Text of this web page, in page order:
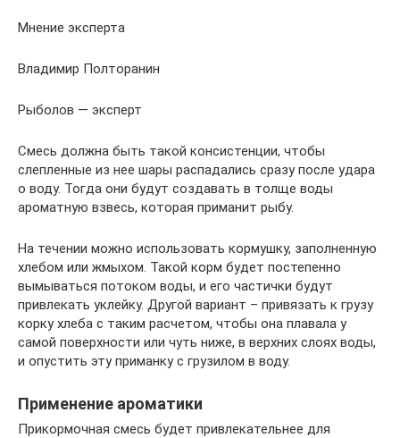
Мнение эксперта
Владимир Полторанин
Рыболов — эксперт
Смесь должна быть такой консистенции, чтобы
слепленные из нее шары распадались сразу после удара
о воду. Тогда они будут создавать в толще воды
ароматную взвесь, которая приманит рыбу.
На течении можно использовать кормушку, заполненную
хлебом или жмыхом. Такой корм будет постепенно
вымываться потоком воды, и его частички будут
привлекать уклейку. Другой вариант – привязать к грузу
корку хлеба с таким расчетом, чтобы она плавала у
самой поверхности или чуть ниже, в верхних слоях воды,
и опустить эту приманку с грузилом в воду.
Применение ароматики
Прикормочная смесь будет привлекательнее для